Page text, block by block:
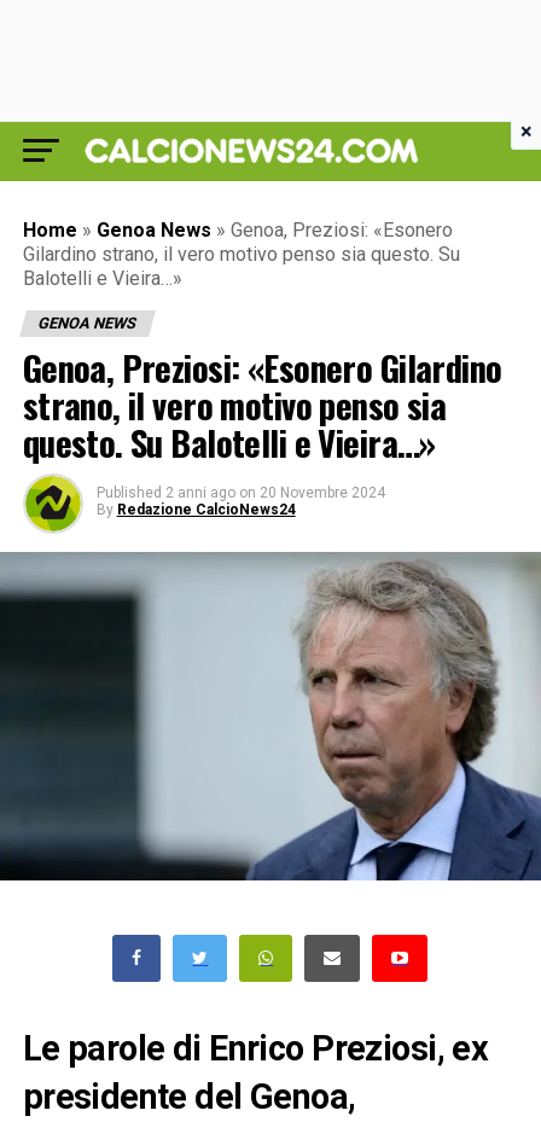
Home » Genoa News » Genoa, Preziosi: «Esonero
Gilardino strano, il vero motivo penso sia questo. Su
Balotelli e Vieira…»
GENOA NEWS
Genoa, Preziosi: «Esonero Gilardino
strano, il vero motivo penso sia
questo. Su Balotelli e Vieira…»
Published 2 anni ago on 20 Novembre 2024
By Redazione CalcioNews24
Le parole di Enrico Preziosi, ex
presidente del Genoa,
×